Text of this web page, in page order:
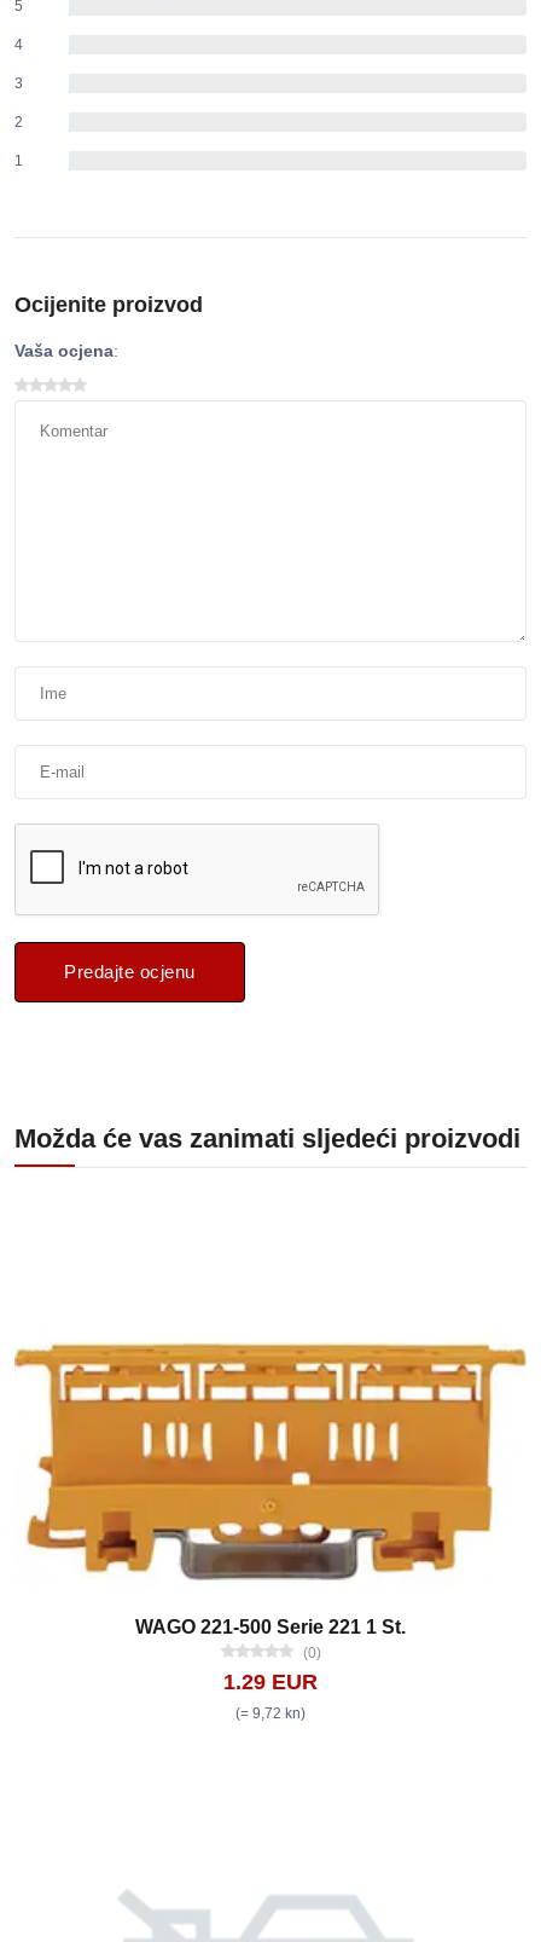
5
4
3
2
1
Ocijenite proizvod
Vaša ocjena:
Predajte ocjenu
Možda će vas zanimati sljedeći proizvodi
WAGO 221-500 Serie 221 1 St.
(0)
1.29 EUR
(= 9,72 kn)